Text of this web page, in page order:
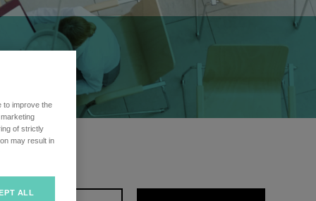
to improve the
of strictly
may result in
ALL